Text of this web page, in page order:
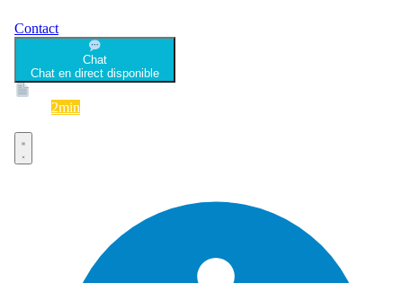
Contact
Chat
Chat en direct disponible
2min